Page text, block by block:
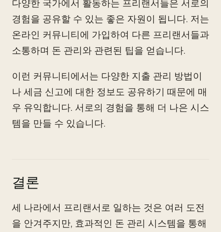
다양한 국가에서 활동하는 프리랜서들은 서로의
경험을 공유할 수 있는 좋은 자원이 됩니다. 저는
온라인 커뮤니티에 가입하여 다른 프리랜서들과
소통하며 돈 관리와 관련된 팁을 얻습니다.
이런 커뮤니티에서는 다양한 지출 관리 방법이
나 세금 신고에 대한 정보도 공유하기 때문에 매
우 유익합니다. 서로의 경험을 통해 더 나은 시스
템을 만들 수 있습니다.
결론
세 나라에서 프리랜서로 일하는 것은 여러 도전
을 안겨주지만, 효과적인 돈 관리 시스템을 통해